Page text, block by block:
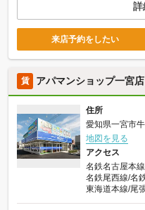
詳
来店予約をしたい
賃 アパマンショップ一宮
住所
愛知県一宮市
地図を見る
アクセス
名鉄名古屋本
名鉄尾西線/名
東海道本線/尾